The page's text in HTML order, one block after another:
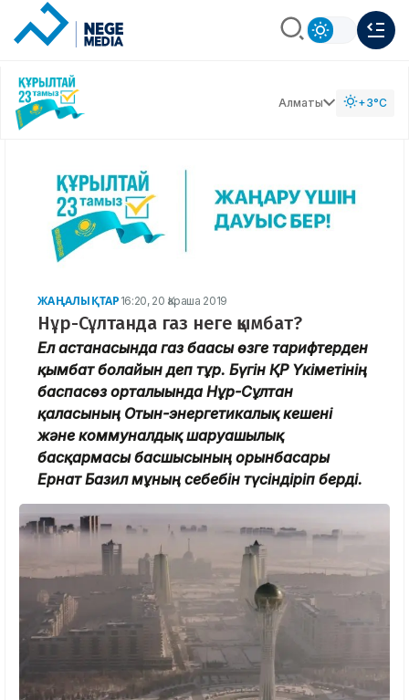
Алматы +3°C
ЖАҢАЛЫҚТАР 16:20, 20 Қараша 2019
Нұр-Сұлтанда газ неге қымбат?
Ел астанасында газ бағасы өзге тарифтерден
қымбат болайын деп тұр. Бүгін ҚР Үкіметінің
баспасөз орталығында Нұр-Сұлтан
қаласының Отын-энергетикалық кешені
және коммуналдық шаруашылық
басқармасы басшысының орынбасары
Ернат Базил мұның себебін түсіндіріп берді.